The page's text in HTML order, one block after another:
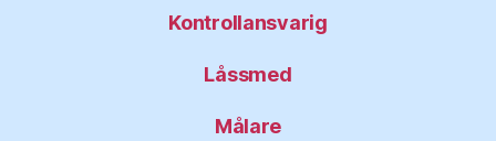
Kontrollansvarig
Låssmed
Målare